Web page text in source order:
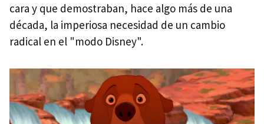
cara y que demostraban, hace algo más de una
década, la imperiosa necesidad de un cambio
radical en el "modo Disney".